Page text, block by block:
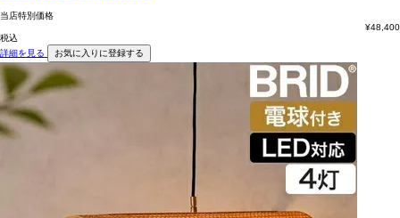
当店特別価格
¥48,400
税込
詳細を見る
お気に入りに登録する